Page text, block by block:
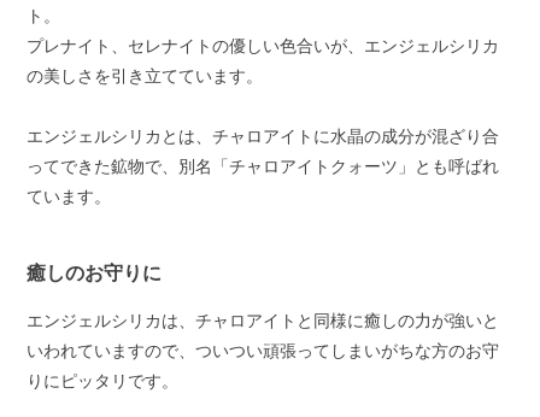
ト。
プレナイト、セレナイトの優しい色合いが、エンジェルシリカ
の美しさを引き立てています。
エンジェルシリカとは、チャロアイトに水晶の成分が混ざり合
ってできた鉱物で、別名「チャロアイトクォーツ」とも呼ばれ
ています。
癒しのお守りに
エンジェルシリカは、チャロアイトと同様に癒しの力が強いと
いわれていますので、ついつい頑張ってしまいがちな方のお守
りにピッタリです。